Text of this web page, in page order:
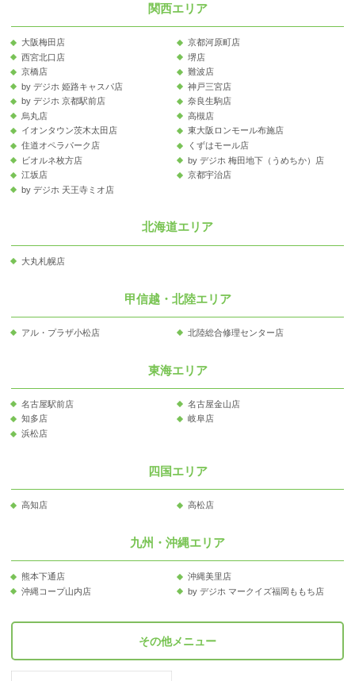
関西エリア
大阪梅田店
京都河原町店
西宮北口店
堺店
京橋店
難波店
by デジホ 姫路キャスパ店
神戸三宮店
by デジホ 京都駅前店
奈良生駒店
烏丸店
高槻店
イオンタウン茨木太田店
東大阪ロンモール布施店
住道オペラパーク店
くずはモール店
ビオルネ枚方店
by デジホ 梅田地下（うめちか）店
江坂店
京都宇治店
by デジホ 天王寺ミオ店
北海道エリア
大丸札幌店
甲信越・北陸エリア
アル・プラザ小松店 北陸総合修理センター店
東海エリア
名古屋駅前店
名古屋金山店
知多店
岐阜店
浜松店
四国エリア
高知店 高松店
九州・沖縄エリア
熊本下通店
沖縄美里店
沖縄コープ山内店
by デジホ マークイズ福岡ももち店
その他メニュー